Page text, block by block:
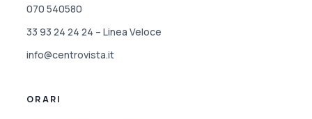
070 540580
33 93 24 24 24 – Linea Veloce
info@centrovista.it
ORARI